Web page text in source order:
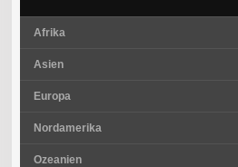
Afrika
Asien
Europa
Nordamerika
Ozeanien